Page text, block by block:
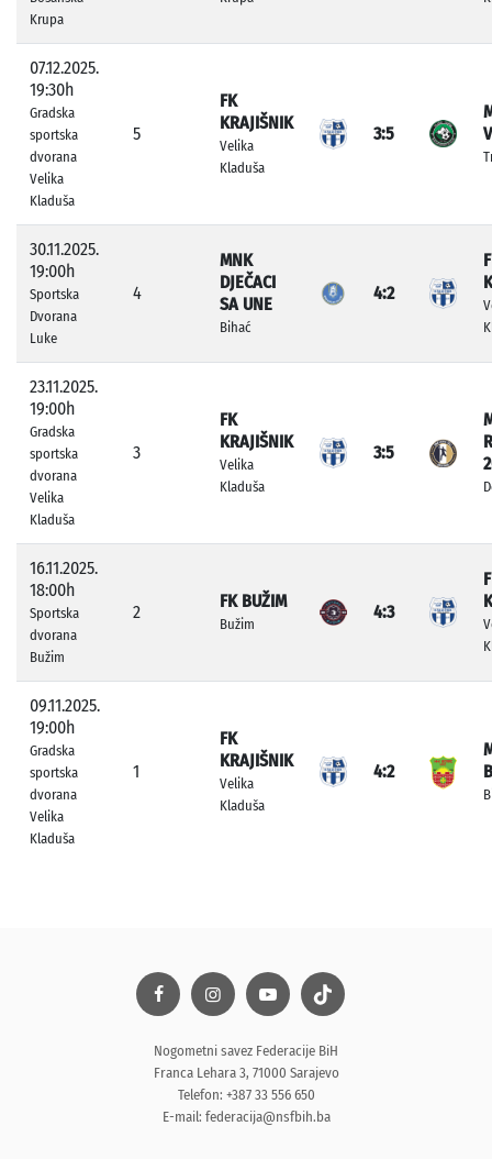
Krupa
07.12.2025.
19:30h
Gradska
sportska
dvorana
Velika
Kladuša
5
FK
KRAJIŠNIK
Velika
Kladuša
3:5
30.11.2025.
19:00h
Sportska
Dvorana
Luke
4
MNK
DJEČACI
SA UNE
Bihać
4:2
23.11.2025.
19:00h
Gradska
sportska
dvorana
Velika
Kladuša
3
FK
KRAJIŠNIK
Velika
Kladuša
3:5
16.11.2025.
18:00h
Sportska
dvorana
Bužim
2
FK BUŽIM
Bužim
4:3
09.11.2025.
19:00h
Gradska
sportska
dvorana
Velika
Kladuša
1
FK
KRAJIŠNIK
Velika
Kladuša
4:2
Nogometni savez Federacije BiH
Franca Lehara 3, 71000 Sarajevo
Telefon: +387 33 556 650
E-mail: federacija@nsfbih.ba